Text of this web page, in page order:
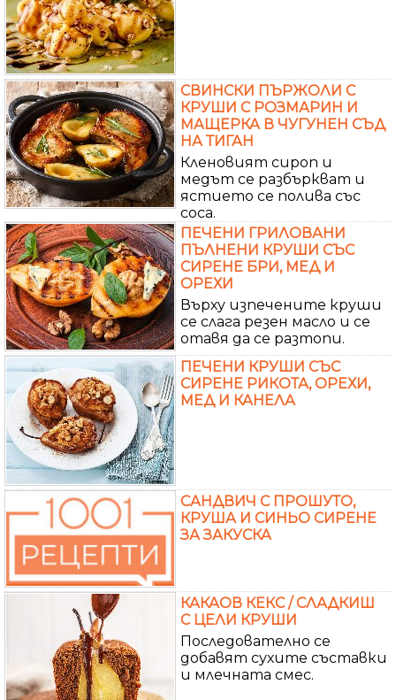
СВИНСКИ ПЪРЖОЛИ С
КРУШИ С РОЗМАРИН И
МАЩЕРКА В ЧУГУНЕН СЪД
НА ТИГАН
Кленовият сироп и
медът се разбъркват и
ястието се полива със
соса.
ПЕЧЕНИ ГРИЛОВАНИ
ПЪЛНЕНИ КРУШИ СЪС
СИРЕНЕ БРИ, МЕД И
ОРЕХИ
Върху изпечените круши
се слага резен масло и се
отавя да се разтопи.
ПЕЧЕНИ КРУШИ СЪС
СИРЕНЕ РИКОТА, ОРЕХИ,
МЕД И КАНЕЛА
САНДВИЧ С ПРОШУТО,
КРУША И СИНЬО СИРЕНЕ
ЗА ЗАКУСКА
КАКАОВ КЕКС / СЛАДКИШ
С ЦЕЛИ КРУШИ
Последователно се
добавят сухите съставки
и млечната смес.